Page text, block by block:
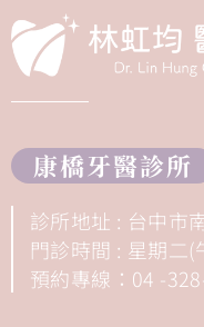
康橋牙醫診所
診所地址 : 台中市
門診時間 : 星期二
預約專線：04 -